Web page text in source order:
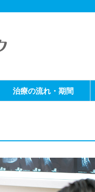
治療の流れ・期間